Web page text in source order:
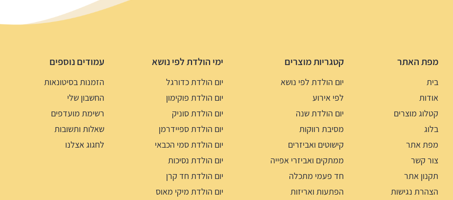
מפת האתר
בית
אודות
קטלוג מוצרים
בלוג
מפת אתר
צור קשר
תקנון אתר
הצהרת נגישות
קטגריות מוצרים
יום הולדת לפי נושא
לפי אירוע
יום הולדת שנה
מסיבת רווקות
קישוטים ואביזרים
ממתקים ואביזרי אפייה
חד פעמי מתכלה
הפתעות ואריזות
ימי הולדת לפי נושא
יום הולדת כדורגל
יום הולדת פוקימון
יום הולדת סוניק
יום הולדת ספיידרמן
יום הולדת סמי הכבאי
יום הולדת נסיכות
יום הולדת חד קרן
יום הולדת מיקי מאוס
עמודים נוספים
הזמנות בסיטונאות
החשבון שלי
רשימת מועדפים
שאלות ותשובות
לחגוג אצלנו